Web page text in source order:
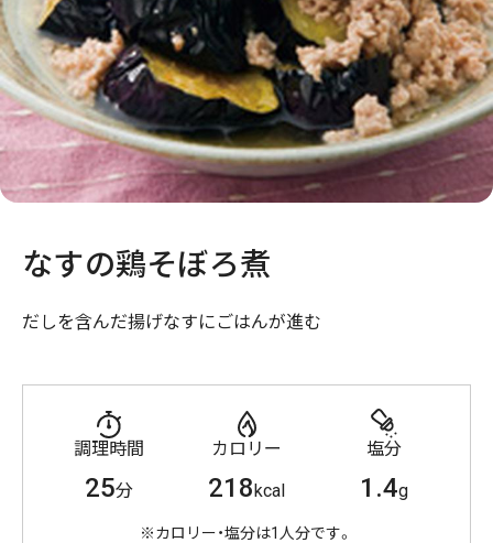
なすの鶏そぼろ煮
だしを含んだ揚げなすにごはんが進む
調理時間
25分
カロリー
218kcal
塩分
1.4g
※カロリー・塩分は1人分です。